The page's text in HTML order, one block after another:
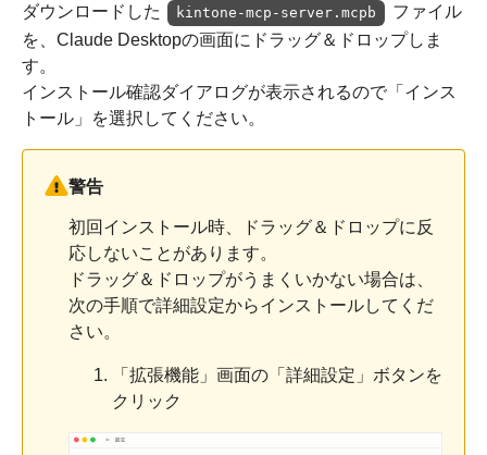
ダウンロードした kintone-mcp-server.mcpb
ファイル
を、Claude Desktopの画面にドラッグ＆ドロップしま
す。
インストール確認ダイアログが表示されるので「インス
トール」を選択してください。
警告
初回インストール時、ドラッグ＆ドロップに反
応しないことがあります。
ドラッグ＆ドロップがうまくいかない場合は、
次の手順で詳細設定からインストールしてくだ
さい。
「拡張機能」画面の「詳細設定」ボタンを
クリック